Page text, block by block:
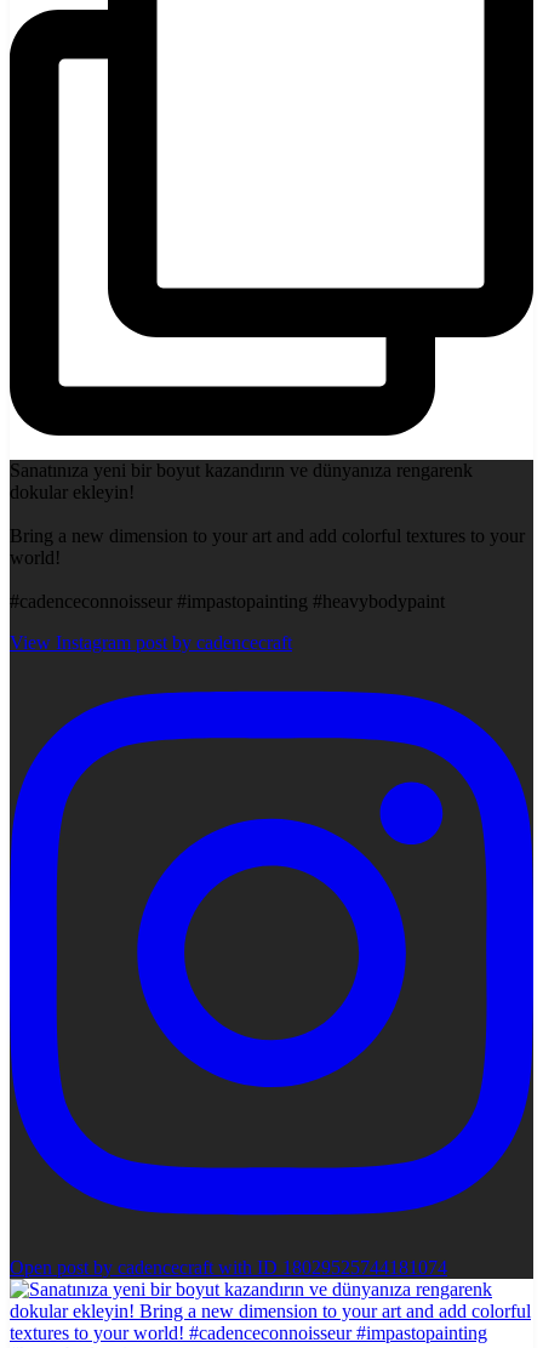
Sanatınıza yeni bir boyut kazandırın ve dünyanıza rengarenk
dokular ekleyin!
Bring a new dimension to your art and add colorful textures to your
world!
#cadenceconnoisseur #impastopainting #heavybodypaint
View Instagram post by cadencecraft
Open post by cadencecraft with ID 18029525744181074